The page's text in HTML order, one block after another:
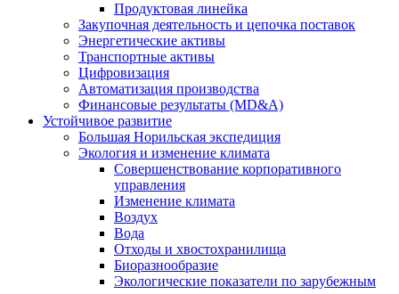
Продуктовая линейка
Закупочная деятельность и цепочка поставок
Энергетические активы
Транспортные активы
Цифровизация
Автоматизация производства
Финансовые результаты (MD&A)
Устойчивое развитие
Большая Норильская экспедиция
Экология и изменение климата
Совершенствование корпоративного
управления
Изменение климата
Воздух
Вода
Отходы и хвостохранилища
Биоразнообразие
Экологические показатели по зарубежным